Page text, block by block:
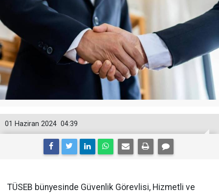
04:39
01 Haziran 2024
TÜSEB bünyesinde Güvenlik Görevlisi, Hizmetli ve